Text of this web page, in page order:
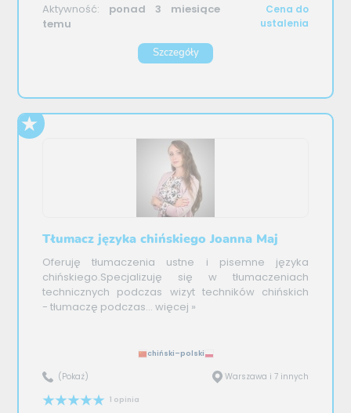
Aktywność: ponad 3 miesiące
temu
Cena do
ustalenia
Szczegóły
Tłumacz języka chińskiego Joanna Maj
Oferuję tłumaczenia ustne i pisemne języka
chińskiego.Specjalizuję się w tłumaczeniach
technicznych podczas wizyt techników chińskich
- tłumaczę podczas... więcej »
chiński–polski
(Pokaż) Warszawa i 7 innych
1 opinia